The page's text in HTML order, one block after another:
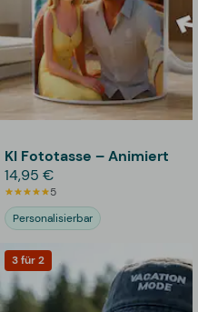
KI Fototasse – Animiert
14,95 €
5
Personalisierbar
3 für 2